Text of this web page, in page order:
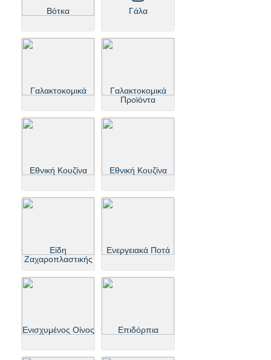
Βότκα Γάλα
Γαλακτοκομικά
Γαλακτοκομικά
Προϊόντα
Εθνική Κουζίνα Εθνική Κουζίνα
Είδη
Ζαχαροπλαστικής
Ενεργειακά Ποτά
Ενισχυμένος Οίνος Επιδόρπια